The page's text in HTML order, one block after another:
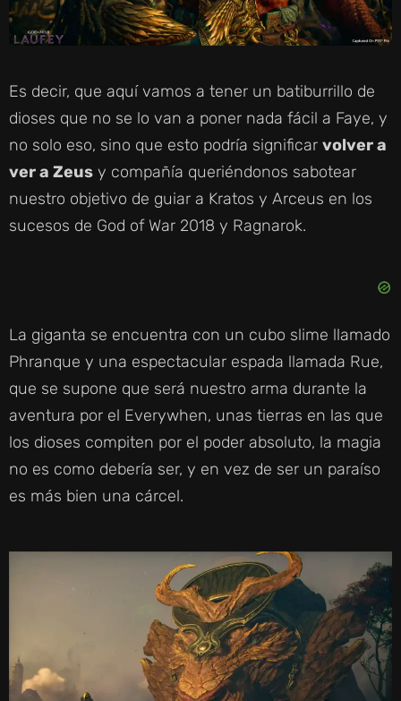
Es decir, que aquí vamos a tener un batiburrillo de
dioses que no se lo van a poner nada fácil a Faye, y
no solo eso, sino que esto podría significar volver a
ver a Zeus y compañía queriéndonos sabotear
nuestro objetivo de guiar a Kratos y Arceus en los
sucesos de God of War 2018 y Ragnarok.
La giganta se encuentra con un cubo slime llamado
Phranque y una espectacular espada llamada Rue,
que se supone que será nuestro arma durante la
aventura por el Everywhen, unas tierras en las que
los dioses compiten por el poder absoluto, la magia
no es como debería ser, y en vez de ser un paraíso
es más bien una cárcel.